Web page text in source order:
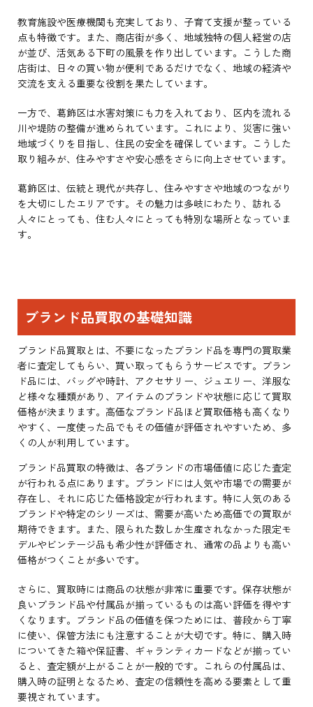
教育施設や医療機関も充実しており、子育て支援が整っている
点も特徴です。また、商店街が多く、地域独特の個人経営の店
が並び、活気ある下町の風景を作り出しています。こうした商
店街は、日々の買い物が便利であるだけでなく、地域の経済や
交流を支える重要な役割を果たしています。
一方で、葛飾区は水害対策にも力を入れており、区内を流れる
川や堤防の整備が進められています。これにより、災害に強い
地域づくりを目指し、住民の安全を確保しています。こうした
取り組みが、住みやすさや安心感をさらに向上させています。
葛飾区は、伝統と現代が共存し、住みやすさや地域のつながり
を大切にしたエリアです。その魅力は多岐にわたり、訪れる
人々にとっても、住む人々にとっても特別な場所となっていま
す。
ブランド品買取の基礎知識
ブランド品買取とは、不要になったブランド品を専門の買取業
者に査定してもらい、買い取ってもらうサービスです。ブラン
ド品には、バッグや時計、アクセサリー、ジュエリー、洋服な
ど様々な種類があり、アイテムのブランドや状態に応じて買取
価格が決まります。高価なブランド品ほど買取価格も高くなり
やすく、一度使った品でもその価値が評価されやすいため、多
くの人が利用しています。
ブランド品買取の特徴は、各ブランドの市場価値に応じた査定
が行われる点にあります。ブランドには人気や市場での需要が
存在し、それに応じた価格設定が行われます。特に人気のある
ブランドや特定のシリーズは、需要が高いため高価での買取が
期待できます。また、限られた数しか生産されなかった限定モ
デルやビンテージ品も希少性が評価され、通常の品よりも高い
価格がつくことが多いです。
さらに、買取時には商品の状態が非常に重要です。保存状態が
良いブランド品や付属品が揃っているものは高い評価を得やす
くなります。ブランド品の価値を保つためには、普段から丁寧
に使い、保管方法にも注意することが大切です。特に、購入時
についてきた箱や保証書、ギャランティカードなどが揃ってい
ると、査定額が上がることが一般的です。これらの付属品は、
購入時の証明となるため、査定の信頼性を高める要素として重
要視されています。